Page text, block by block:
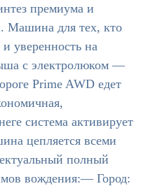
премиума и
Машина для тех, кто
уверенность на
с электролюком —
Prime AWD едет
система активирует
цепляется всеми
полный
вождения:— Город: